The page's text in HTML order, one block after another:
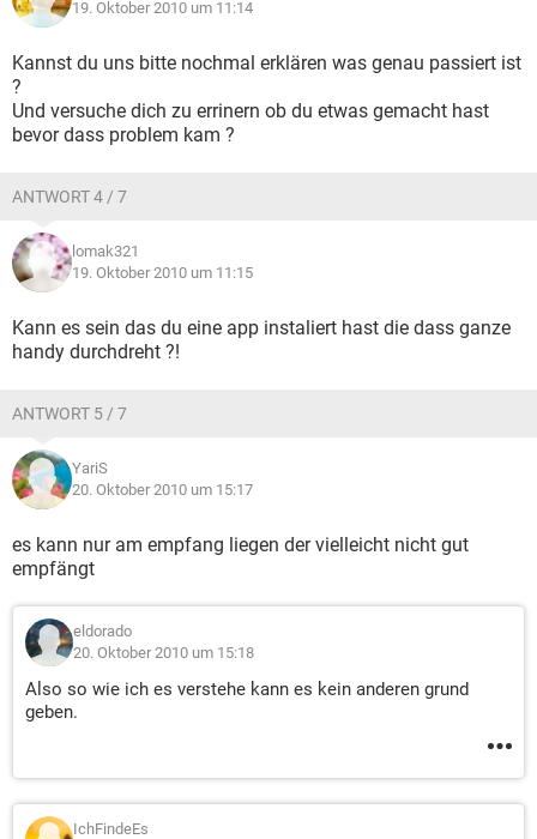
19. Oktober 2010 um 11:14
Kannst du uns bitte nochmal erklären was genau passiert ist
?
Und versuche dich zu errinern ob du etwas gemacht hast
bevor dass problem kam ?
ANTWORT 4 / 7
lomak321
19. Oktober 2010 um 11:15
Kann es sein das du eine app instaliert hast die dass ganze
handy durchdreht ?!
ANTWORT 5 / 7
YariS
20. Oktober 2010 um 15:17
es kann nur am empfang liegen der vielleicht nicht gut
empfängt
eldorado
20. Oktober 2010 um 15:18
Also so wie ich es verstehe kann es kein anderen grund
geben.
IchFindeEs